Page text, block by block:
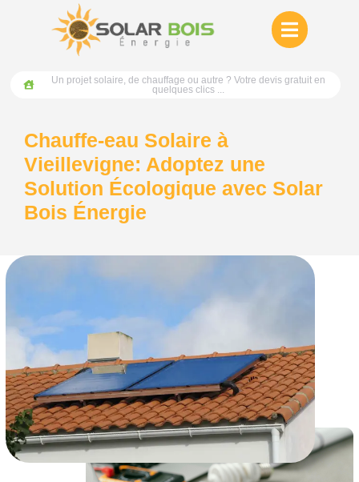
Un projet solaire, de chauffage ou autre ? Votre devis gratuit en
quelques clics ...
Chauffe-eau Solaire à
Vieillevigne: Adoptez une
Solution Écologique avec Solar
Bois Énergie